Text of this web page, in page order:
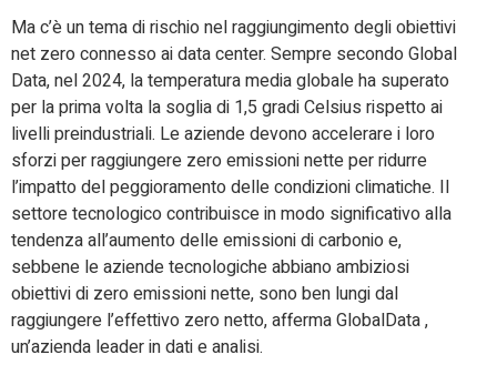
Ma c’è un tema di rischio nel raggiungimento degli obiettivi
net zero connesso ai data center. Sempre secondo Global
Data, nel 2024, la temperatura media globale ha superato
per la prima volta la soglia di 1,5 gradi Celsius rispetto ai
livelli preindustriali. Le aziende devono accelerare i loro
sforzi per raggiungere zero emissioni nette per ridurre
l’impatto del peggioramento delle condizioni climatiche. Il
settore tecnologico contribuisce in modo significativo alla
tendenza all’aumento delle emissioni di carbonio e,
sebbene le aziende tecnologiche abbiano ambiziosi
obiettivi di zero emissioni nette, sono ben lungi dal
raggiungere l’effettivo zero netto, afferma GlobalData ,
un’azienda leader in dati e analisi.